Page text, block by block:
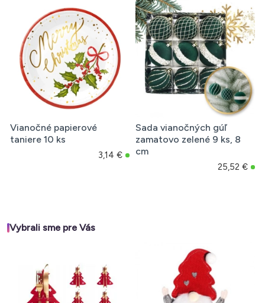
Vianočné papierové
taniere 10 ks
3,14 €
Sada vianočných gúľ
zamatovo zelené 9 ks, 8
cm
25,52 €
Vybrali sme pre Vás